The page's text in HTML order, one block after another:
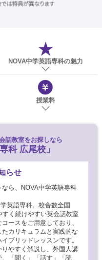
NOVA中学英語専科の魅力
授業料
話教室をお探しなら
科 広尾校」
らせ
ら、NOVA中学英語専科
英語専科。校舎数全国
く続けやすい英会話教室
ースをご用意しており、
カリキュラムと実践的な
ブリッドレッスンです。
やすく解説し、外国人講
「聞く」「話す」「読